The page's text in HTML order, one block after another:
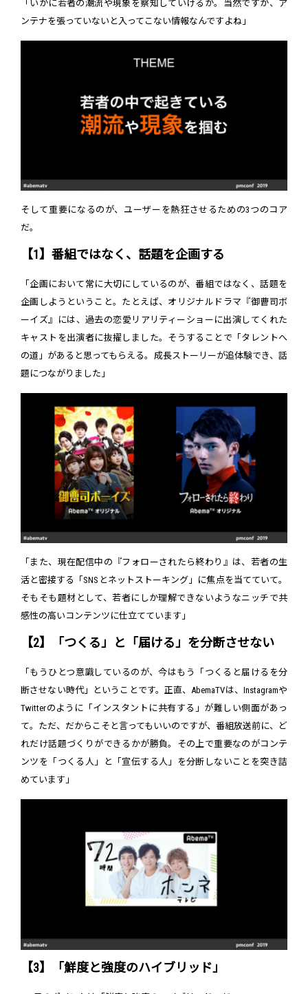
「いかに若者の潮流や現象を察知していけるか。当然ですが、ア
ンテナを張っていないと入ってこない情報なんですよね」
そして重要になるのが、ユーザーを熱狂させるための3つのコア
だ。
【1】番組ではなく、話題を企画する
「企画において常に大切にしているのが、番組ではなく、話題を
企画しようということ。たとえば、オリジナルドラマ『御曹司ボ
ーイズ』には、過去の恋愛リアリティーショーに出演してくれた
キャストを出演者に抜擢しました。そうすることで「タレントへ
の道」があると思ってもらえる。成長ストーリーが追体験でき、話
題につながりました」
「また、現在配信中の『フォローされたら終わり』は、若者の生
活と密接する「SNSとネットストーキング」に焦点を当てていて。
そもそも題材として、若者にしか理解できないようなニッチで共
感性の高いコンテンツに仕立てています」
【2】「つくる」と「届ける」を分断させない
「もうひとつ意識しているのが、今はもう「つくると届けるを分
断させない時代」ということです。正直、AbemaTVは、Instagramや
Twitterのように「インスタントに共有する」が難しい側面があっ
て。ただ、だからこそと言ってもいいのですが、番組放送前に、ど
れだけ話題づくりができるかが勝負。その上で重要なのがコンテ
ンツを「つくる人」と「宣伝する人」を分断しないことを突き詰
めています」
【3】「鮮度と強度のハイブリッド」